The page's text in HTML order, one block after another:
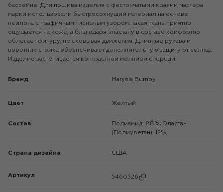
бассейне. Для пошива изделия с фестончатыми краями мастера
марки использовали быстросохнущий материал на основе
нейлона с графичным тисненым узором: такая ткань приятно
ощущается на коже, а благодаря эластану в составе комфортно
облегает фигуру, не сковывая движения. Длинные рукава и
воротник стойка обеспечивают дополнительную защиту от солнца.
Изделие застегивается контрастной молнией спереди.
Бренд Marysia Bumby
Цвет Желтый
Состав
Полиамид: 88%; Эластан
(Полиуретан): 12%;
Страна дизайна США
Артикул 5460526